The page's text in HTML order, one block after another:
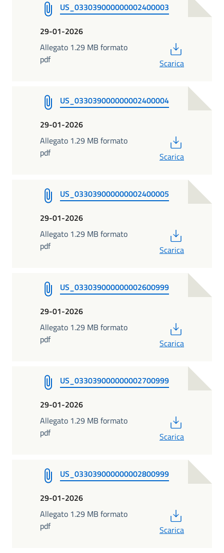
US_033039000000002400003
29-01-2026
Allegato 1.29 MB formato
pdf
Scarica
US_033039000000002400004
29-01-2026
Allegato 1.29 MB formato
pdf
Scarica
US_033039000000002400005
29-01-2026
Allegato 1.29 MB formato
pdf
Scarica
US_033039000000002600999
29-01-2026
Allegato 1.29 MB formato
pdf
Scarica
US_033039000000002700999
29-01-2026
Allegato 1.29 MB formato
pdf
Scarica
US_033039000000002800999
29-01-2026
Allegato 1.29 MB formato
pdf
Scarica